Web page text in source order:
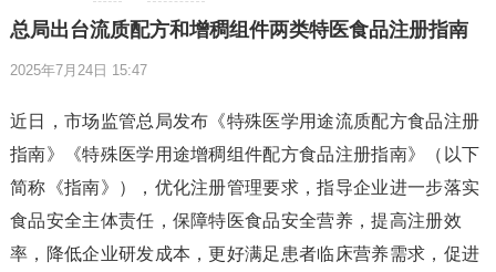
总局出台流质配方和增稠组件两类特医食品注册指南
2025年7月24日 15:47
近日，市场监管总局发布《特殊医学用途流质配方食品注册
指南》《特殊医学用途增稠组件配方食品注册指南》（以下
简称《指南》），优化注册管理要求，指导企业进一步落实
食品安全主体责任，保障特医食品安全营养，提高注册效
率，降低企业研发成本，更好满足患者临床营养需求，促进